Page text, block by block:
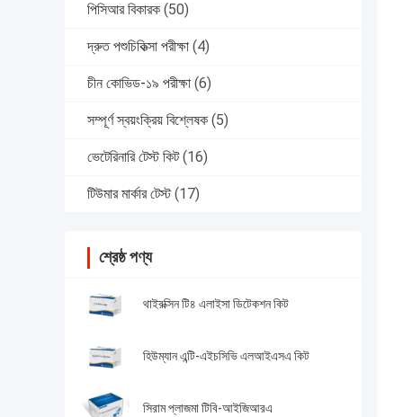
পিসিআর বিকারক (50)
দ্রুত পশুচিকিত্সা পরীক্ষা (4)
চীন কোভিড-১৯ পরীক্ষা (6)
সম্পূর্ণ স্বয়ংক্রিয় বিশ্লেষক (5)
ভেটেরিনারি টেস্ট কিট (16)
টিউমার মার্কার টেস্ট (17)
শ্রেষ্ঠ পণ্য
থাইরক্সিন টি৪ এলাইসা ডিটেকশন কিট
হিউম্যান এন্টি-এইচসিভি এলআইএসএ কিট
সিরাম প্লাজমা টিবি-আইজিআরএ